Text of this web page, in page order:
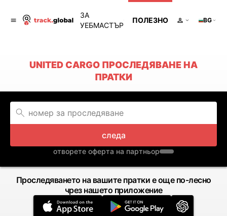
ЗА
УЕБМАСТЪР
ПОЛЕЗНО BG
UNITED CARGO ПРОСЛЕДЯВАНЕ НА
ПРАТКИ
следа
отворете оферта на партньор
Проследяването на вашите пратки е още по-лесно
чрез нашето приложение